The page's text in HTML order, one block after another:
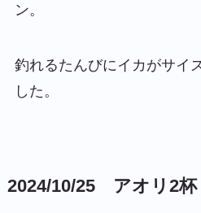
ン。
釣れるたんびにイカがサイ
した。
2024/10/25 アオリ2杯